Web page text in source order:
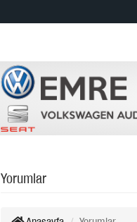
Yorumlar